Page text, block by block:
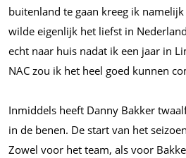
buitenland te gaan kreeg ik
wilde eigenlijk het liefst in
echt naar huis nadat ik een jaar in
NAC zou ik het heel goed kunnen
Inmiddels heeft Danny Bakker
in de benen. De start van het
Zowel voor het team, als voor